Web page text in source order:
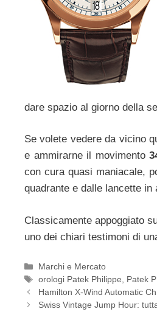
dare spazio al giorno della
Se volete vedere da vicino
e ammirarne il movimento
con cura quasi maniacale,
quadrante e dalle lancette
Classicamente appoggiato
uno dei chiari testimoni di
Categorie
Marchi e Mercato
Tag
orologi Patek Philippe, Patek
Navigazione
articolo
Hamilton X-Wind Automatic
Swiss Vintage Jump Hour: